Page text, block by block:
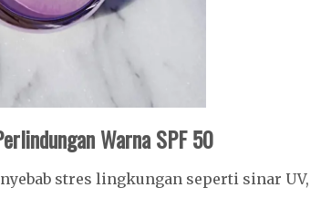
Warna SPF 50
stres lingkungan seperti sinar UV,